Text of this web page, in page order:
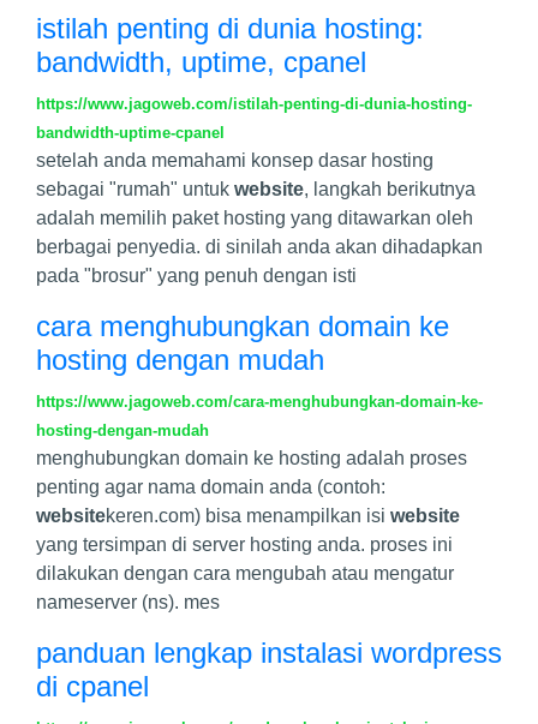
istilah penting di dunia hosting:
bandwidth, uptime, cpanel
https://www.jagoweb.com/istilah-penting-di-dunia-hosting-
bandwidth-uptime-cpanel
setelah anda memahami konsep dasar hosting
sebagai "rumah" untuk website, langkah berikutnya
adalah memilih paket hosting yang ditawarkan oleh
berbagai penyedia. di sinilah anda akan dihadapkan
pada "brosur" yang penuh dengan isti
cara menghubungkan domain ke
hosting dengan mudah
https://www.jagoweb.com/cara-menghubungkan-domain-ke-
hosting-dengan-mudah
menghubungkan domain ke hosting adalah proses
penting agar nama domain anda (contoh:
websitekeren.com) bisa menampilkan isi website
yang tersimpan di server hosting anda. proses ini
dilakukan dengan cara mengubah atau mengatur
nameserver (ns). mes
panduan lengkap instalasi wordpress
di cpanel